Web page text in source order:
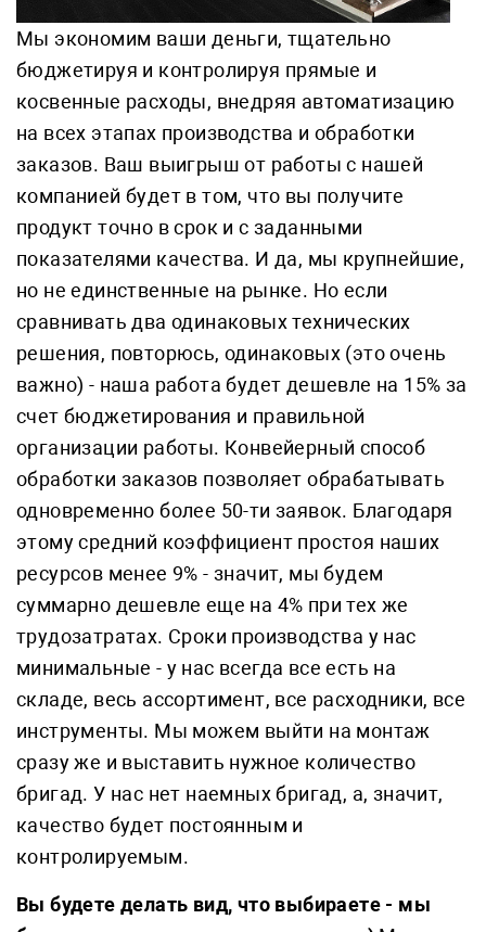
Мы экономим ваши деньги, тщательно
бюджетируя и контролируя прямые и
косвенные расходы, внедряя автоматизацию
на всех этапах производства и обработки
заказов. Ваш выигрыш от работы с нашей
компанией будет в том, что вы получите
продукт точно в срок и с заданными
показателями качества. И да, мы крупнейшие,
но не единственные на рынке. Но если
сравнивать два одинаковых технических
решения, повторюсь, одинаковых (это очень
важно) - наша работа будет дешевле на 15% за
счет бюджетирования и правильной
организации работы. Конвейерный способ
обработки заказов позволяет обрабатывать
одновременно более 50-ти заявок. Благодаря
этому средний коэффициент простоя наших
ресурсов менее 9% - значит, мы будем
суммарно дешевле еще на 4% при тех же
трудозатратах. Сроки производства у нас
минимальные - у нас всегда все есть на
складе, весь ассортимент, все расходники, все
инструменты. Мы можем выйти на монтаж
сразу же и выставить нужное количество
бригад. У нас нет наемных бригад, а, значит,
качество будет постоянным и
контролируемым.
Вы будете делать вид, что выбираете - мы